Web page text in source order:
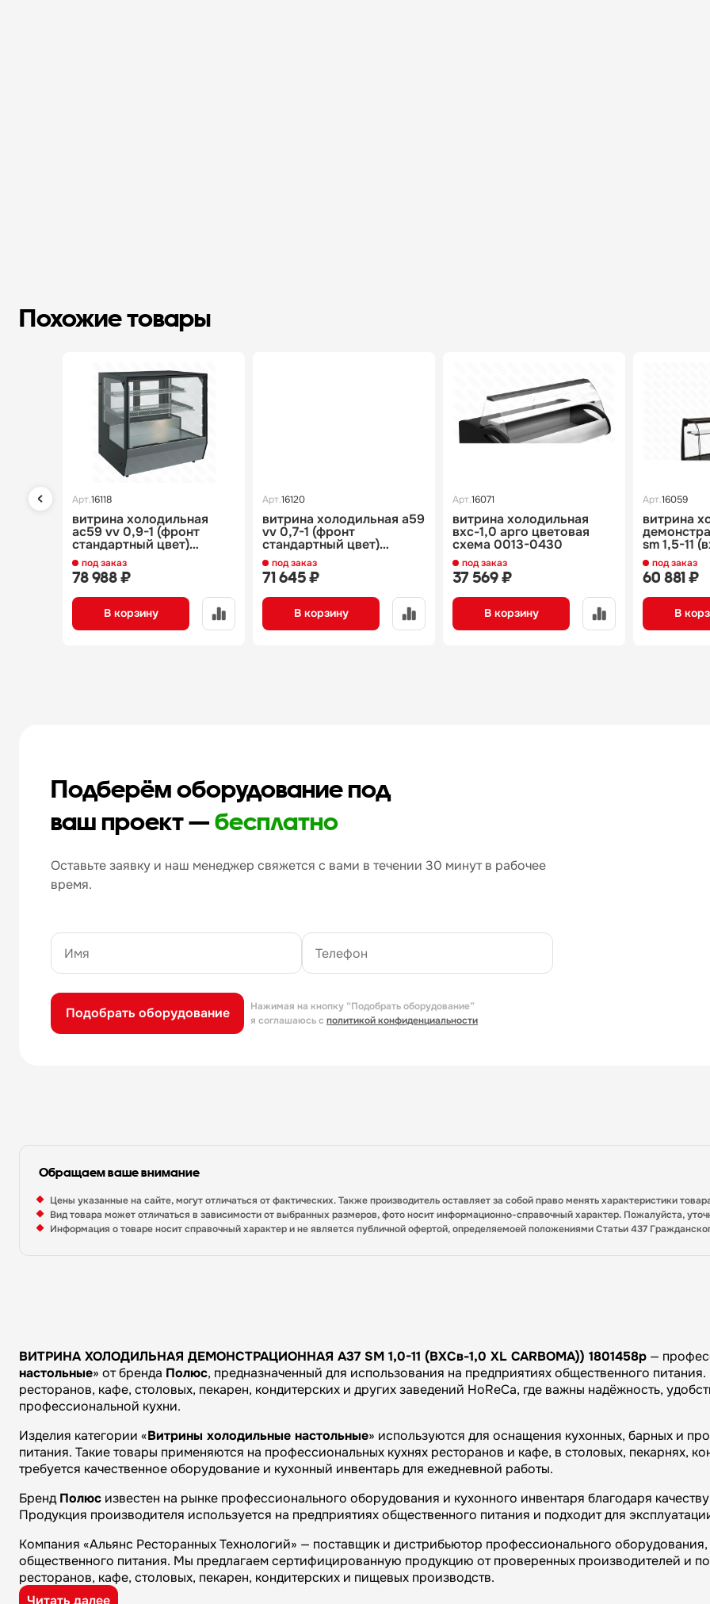
Похожие товары
Арт.16118
витрина холодильная
ac59 vv 0,9-1 (фронт
стандартный цвет)
п0000009306.2494
под заказ
78 988 ₽
В корзину
Арт.16120
витрина холодильная a59
vv 0,7-1 (фронт
стандартный цвет)
п0000010911.3139
под заказ
71 645 ₽
В корзину
Арт.16071
витрина холодильная
вхс-1,0 арго цветовая
схема 0013-0430
под заказ
37 569 ₽
В корзину
Арт.16059
витрина
sm 1,5-11
carboma)
под заказ
60 881 ₽
В
Подберём оборудование под
ваш проект —бесплатно
Оставьте заявку и наш менеджер свяжется с вами в течении 30 минут в рабочее
время.
Подобрать оборудование
Нажимая на кнопку “Подобрать оборудование”
я соглашаюсь с политикой конфиденциальности
Обращаем ваше внимание
Цены указанные на сайте, могут отличаться от фактических. Также производитель оставляет за собой право менять характеристики
Вид товара может отличаться в зависимости от выбранных размеров, фото носит информационно-справочный характер. Пожалуйста,
Информация о товаре носит справочный характер и не является публичной офертой, определяемоей положениями Статьи 437
ВИТРИНА ХОЛОДИЛЬНАЯ ДЕМОНСТРАЦИОННАЯ A37 SM 1,0-11 (ВХСв-1,0 XL CARBOMA)) 1801458p —
настольные» от бренда Полюс, предназначенный для использования на предприятиях общественного
ресторанов, кафе, столовых, пекарен, кондитерских и других заведений HoReCa, где важны надёжность,
профессиональной кухни.
Изделия категории «Витрины холодильные настольные» используются для оснащения кухонных, барных и
питания. Такие товары применяются на профессиональных кухнях ресторанов и кафе, в столовых, пекарнях,
требуется качественное оборудование и кухонный инвентарь для ежедневной работы.
БрендПолюс известен на рынке профессионального оборудования и кухонного инвентаря благодаря
Продукция производителя используется на предприятиях общественного питания и подходит для
Компания «Альянс Ресторанных Технологий» — поставщик и дистрибьютор профессионального
общественного питания. Мы предлагаем сертифицированную продукцию от проверенных производителей и
ресторанов, кафе, столовых, пекарен, кондитерских и пищевых производств.
Читать далее